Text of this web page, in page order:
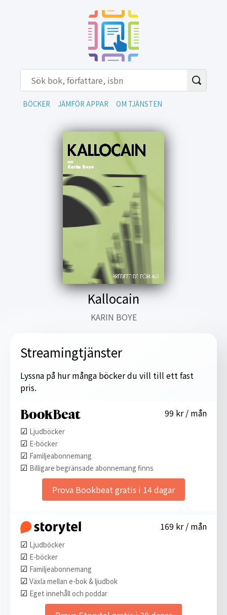
BÖCKER JÄMFÖR APPAR OM TJÄNSTEN
Kallocain
KARIN BOYE
Streamingtjänster
Lyssna på hur många böcker du vill till ett fast
pris.
99 kr / mån
☑︎ Ljudböcker
☑︎ E-böcker
☑︎ Familjeabonnemang
☑︎ Billigare begränsade abonnemang finns
Prova Bookbeat gratis i 14 dagar
169 kr / mån
☑︎ Ljudböcker
☑︎ E-böcker
☑︎ Familjeabonnemang
☑︎ Växla mellan e-bok & ljudbok
☑︎ Eget innehåll och poddar